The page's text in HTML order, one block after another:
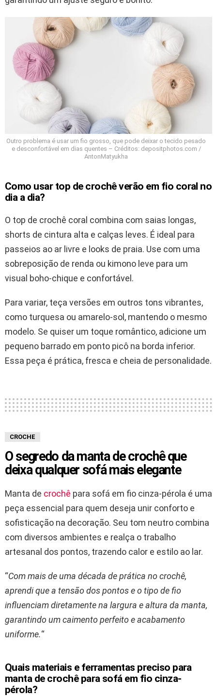
Outro problema é usar um fio grosso, que pode deixar o tecido pesado
e desconfortável em dias quentes – Créditos: depositphotos.com /
AntonMatyukha
Como usar top de crochê verão em fio coral no
dia a dia?
O top de crochê coral combina com saias longas,
shorts de cintura alta e calças leves. É ideal para
passeios ao ar livre e looks de praia. Use com uma
sobreposição de renda ou kimono leve para um
visual boho-chique e confortável.
Para variar, teça versões em outros tons vibrantes,
como turquesa ou amarelo-sol, mantendo o mesmo
modelo. Se quiser um toque romântico, adicione um
pequeno barrado em ponto picô na borda inferior.
Essa peça é prática, fresca e cheia de personalidade.
CROCHE
O segredo da manta de crochê que
deixa qualquer sofá mais elegante
Manta de crochê para sofá em fio cinza-pérola é uma
peça essencial para quem deseja unir conforto e
sofisticação na decoração. Seu tom neutro combina
com diversos ambientes e realça o trabalho
artesanal dos pontos, trazendo calor e estilo ao lar.
“Com mais de uma década de prática no crochê,
aprendi que a tensão dos pontos e o tipo de fio
influenciam diretamente na largura e altura da manta,
garantindo um caimento perfeito e acabamento
uniforme.“
Quais materiais e ferramentas preciso para
manta de crochê para sofá em fio cinza-
pérola?